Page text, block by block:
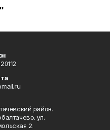
район.
ул.
2.